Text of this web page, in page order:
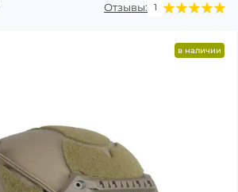
Отзывы: 1
в наличии